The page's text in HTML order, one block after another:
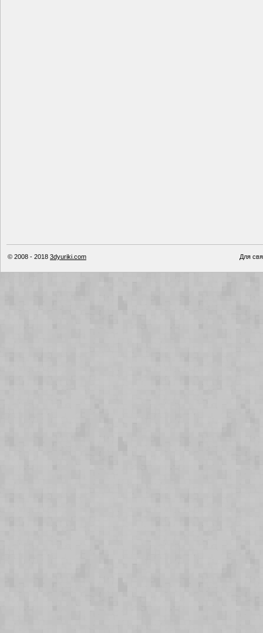
© 2008 - 2018 3dyuriki.com Для